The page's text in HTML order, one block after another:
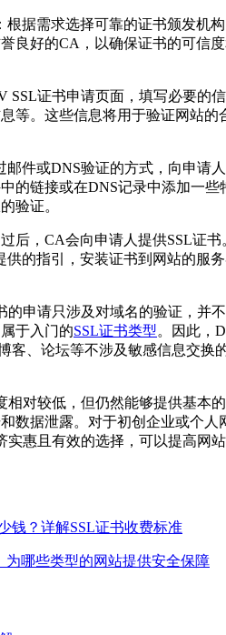
根据需求选择可靠的证书颁发机
良好的CA，以确保证书的可信
SSL证书申请页面，填写必要的信
等。这些信息将用于验证网站的
件或DNS验证的方式，向申请
的链接或在DNS记录中添加一些
验证。
后，CA会向申请人提供SSL证书
供的指引，安装证书到网站的服
的申请只涉及对域名的验证，并
于入门的SSL证书类型。因此，
客、论坛等不涉及敏感信息交换
相对较低，但仍然能够提供基本
数据泄露。对于初创企业或个人
实惠且有效的选择，可以提高网
钱？详解SSL证书收费标准
为哪些类型的网站提供安全保障